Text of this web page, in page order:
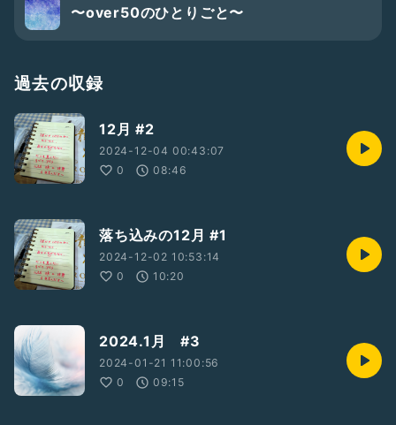
〜over50のひとりごと〜
過去の収録
12月 #2
2024-12-04 00:43:07
0
08:46
落ち込みの12月 #1
2024-12-02 10:53:14
0
10:20
2024.1月 #3
2024-01-21 11:00:56
0
09:15